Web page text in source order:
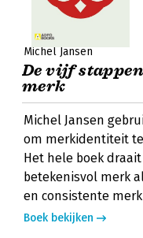
Michel Jansen
De vijf
merk
Michel Jansen
om merkidentiteit
Het hele boek
betekenisvol merk
en consistente
Boek bekijken